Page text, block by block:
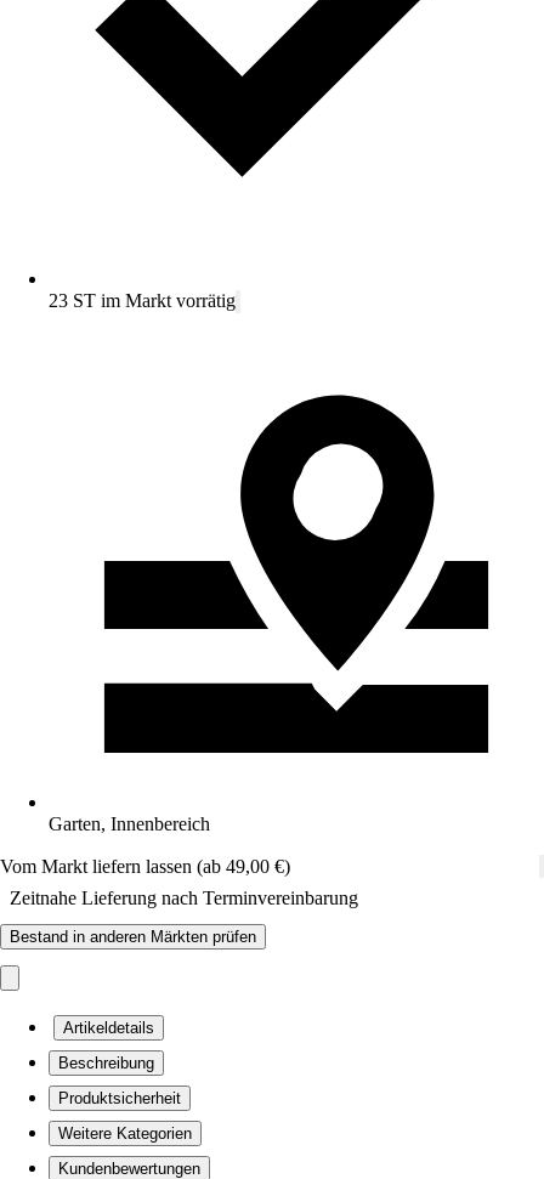
23 ST im Markt vorrätig
Garten, Innenbereich
Vom Markt liefern lassen (ab 49,00 €)
Zeitnahe Lieferung nach Terminvereinbarung
Bestand in anderen Märkten prüfen
Artikeldetails
Beschreibung
Produktsicherheit
Weitere Kategorien
Kundenbewertungen